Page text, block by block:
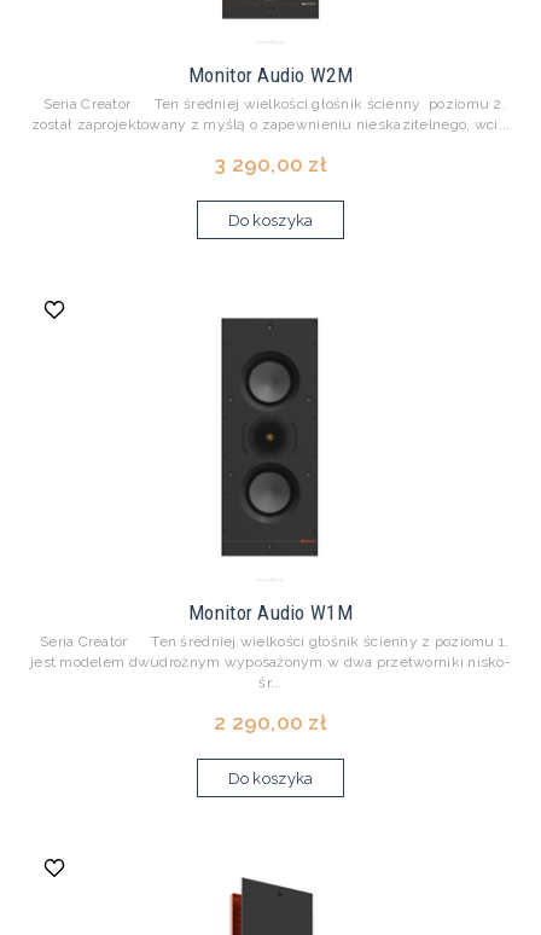
Monitor Audio W2M
Seria Creator Ten średniej wielkości głośnik ścienny poziomu 2.
został zaprojektowany z myślą o zapewnieniu nieskazitelnego, wci...
3 290,00 zł
Do koszyka
Monitor Audio W1M
Seria Creator Ten średniej wielkości głośnik ścienny z poziomu 1.
jest modelem dwudrożnym wyposażonym w dwa przetworniki nisko-
śr...
2 290,00 zł
Do koszyka